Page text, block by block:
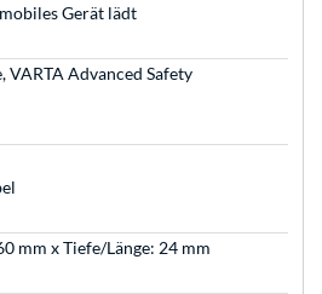
Gerät lädt
VARTA Advanced Safety
mm x Tiefe/Länge: 24 mm